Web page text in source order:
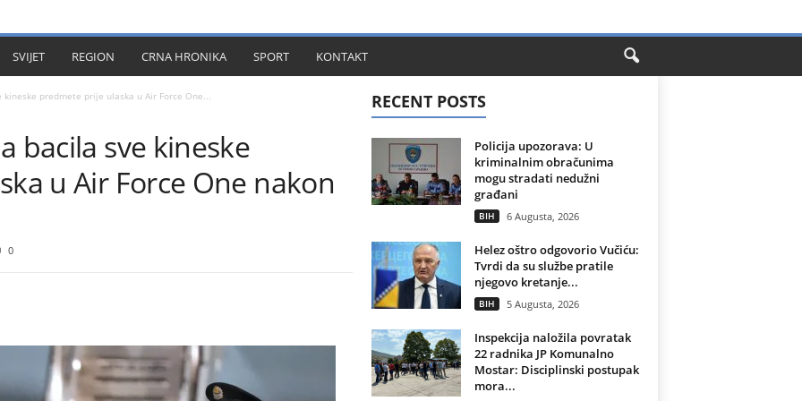
SVIJET REGION CRNA HRONIKA SPORT KONTAKT
predmete prije ulaska u Air Force One...
bacila sve kineske
u Air Force One nakon
0
RECENT POSTS
Policija upozorava: U
kriminalnim obračunima
mogu stradati nedužni
građani
BIH 6 Augusta, 2026
Helez oštro odgovorio Vučiću:
Tvrdi da su službe pratile
njegovo kretanje...
BIH 5 Augusta, 2026
Inspekcija naložila povratak
22 radnika JP Komunalno
Mostar: Disciplinski postupak
mora...